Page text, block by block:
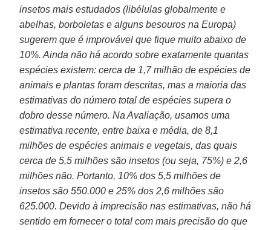
insetos mais estudados (libélulas globalmente e
abelhas, borboletas e alguns besouros na Europa)
sugerem que é improvável que fique muito abaixo de
10%. Ainda não há acordo sobre exatamente quantas
espécies existem: cerca de 1,7 milhão de espécies de
animais e plantas foram descritas, mas a maioria das
estimativas do número total de espécies supera o
dobro desse número. Na Avaliação, usamos uma
estimativa recente, entre baixa e média, de 8,1
milhões de espécies animais e vegetais, das quais
cerca de 5,5 milhões são insetos (ou seja, 75%) e 2,6
milhões não. Portanto, 10% dos 5,5 milhões de
insetos são 550.000 e 25% dos 2,6 milhões são
625.000. Devido à imprecisão nas estimativas, não há
sentido em fornecer o total com mais precisão do que